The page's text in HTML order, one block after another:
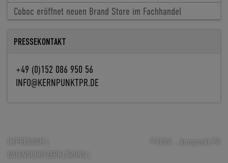
Coboc eröffnet neuen Brand Store im Fachhandel
PRESSEKONTAKT
+49 (0)152 086 950 56
INFO@KERNPUNKTPR.DE
IMPRESSUM
DATENSCHUTZERKLÄRUNG
©2026 ...kernpunkt.PR